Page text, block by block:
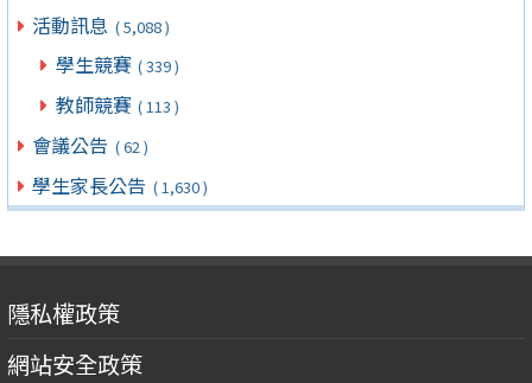
活動訊息 ( 5,088 )
學生競賽 ( 339 )
教師競賽 ( 113 )
會議公告 ( 62 )
學生家長公告 ( 1,630 )
隱私權政策
網站安全政策